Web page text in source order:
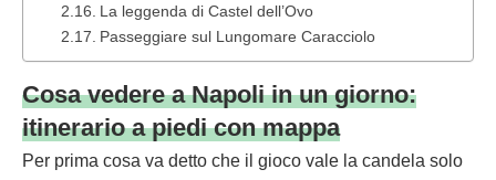
La leggenda di Castel dell’Ovo
Passeggiare sul Lungomare Caracciolo
Cosa vedere a Napoli in un giorno:
itinerario a piedi con mappa
Per prima cosa va detto che il gioco vale la candela solo